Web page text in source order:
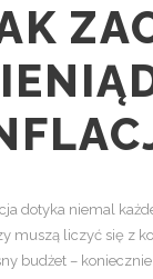
dotyka niemal
muszą liczyć się z
budżet –